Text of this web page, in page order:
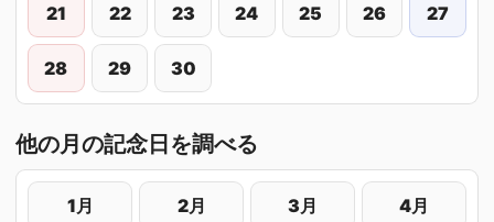
21 22 23 24 25 26 27
28 29 30
他の月の記念日を調べる
1月 2月 3月 4月